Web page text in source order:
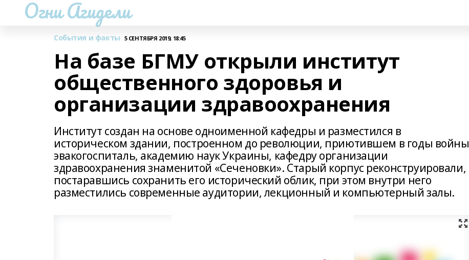
Огни Агидели
События и факты 5 СЕНТЯБРЯ 2019, 18:45
На базе БГМУ открыли институт
общественного здоровья и
организации здравоохранения
Институт создан на основе одноименной кафедры и разместился в
историческом здании, построенном до революции, приютившем в годы войны
эвакогоспиталь, академию наук Украины, кафедру организации
здравоохранения знаменитой «Сеченовки». Старый корпус реконструировали,
постаравшись сохранить его исторический облик, при этом внутри него
разместились современные аудитории, лекционный и компьютерный залы.